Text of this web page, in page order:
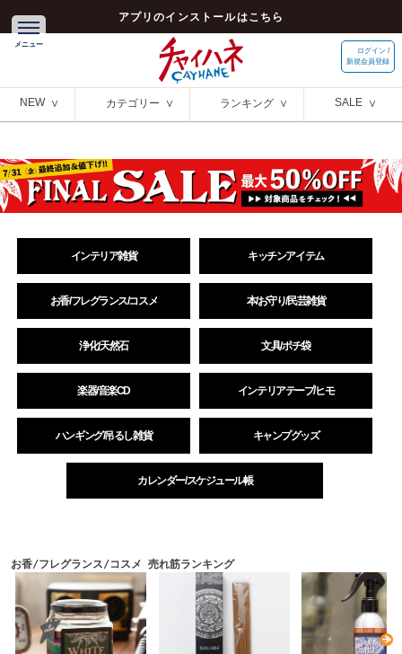
アプリのインストールはこちら
ログイン /
新規会員登録
NEW カテゴリー ランキング SALE
インテリア雑貨 キッチンアイテム
お香/フレグランス/コスメ 本/お守り/民芸雑貨
浄化/天然石 文具/ポチ袋
楽器/音楽CD インテリアテープ/ヒモ
ハンギング/吊るし雑貨 キャンプグッズ
カレンダー/スケジュール帳
お香/フレグランス/コスメ 売れ筋ランキング